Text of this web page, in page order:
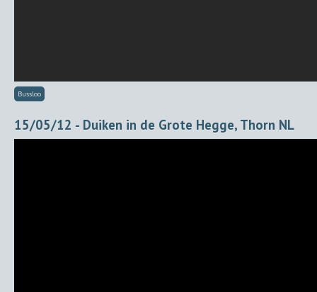
Bussloo
15/05/12 - Duiken in de Grote Hegge, Thorn NL